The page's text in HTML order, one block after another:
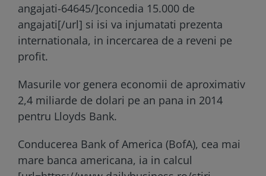
angajati-64645/]concedia 15.000 de
angajati[/url] si isi va injumatati prezenta
internationala, in incercarea de a reveni pe
profit.
Masurile vor genera economii de aproximativ
2,4 miliarde de dolari pe an pana in 2014
pentru Lloyds Bank.
Conducerea Bank of America (BofA), cea mai
mare banca americana, ia in calcul